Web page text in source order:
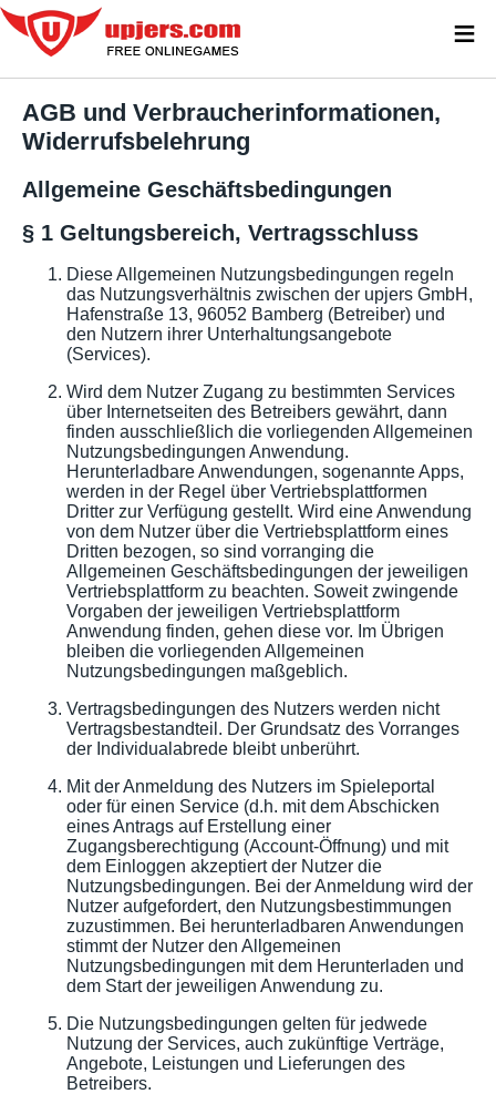
AGB und Verbraucherinformationen,
Widerrufsbelehrung
Allgemeine Geschäftsbedingungen
§ 1 Geltungsbereich, Vertragsschluss
Diese Allgemeinen Nutzungsbedingungen regeln
das Nutzungsverhältnis zwischen der upjers GmbH,
Hafenstraße 13, 96052 Bamberg (Betreiber) und
den Nutzern ihrer Unterhaltungsangebote
(Services).
Wird dem Nutzer Zugang zu bestimmten Services
über Internetseiten des Betreibers gewährt, dann
finden ausschließlich die vorliegenden Allgemeinen
Nutzungsbedingungen Anwendung.
Herunterladbare Anwendungen, sogenannte Apps,
werden in der Regel über Vertriebsplattformen
Dritter zur Verfügung gestellt. Wird eine Anwendung
von dem Nutzer über die Vertriebsplattform eines
Dritten bezogen, so sind vorranging die
Allgemeinen Geschäftsbedingungen der jeweiligen
Vertriebsplattform zu beachten. Soweit zwingende
Vorgaben der jeweiligen Vertriebsplattform
Anwendung finden, gehen diese vor. Im Übrigen
bleiben die vorliegenden Allgemeinen
Nutzungsbedingungen maßgeblich.
Vertragsbedingungen des Nutzers werden nicht
Vertragsbestandteil. Der Grundsatz des Vorranges
der Individualabrede bleibt unberührt.
Mit der Anmeldung des Nutzers im Spieleportal
oder für einen Service (d.h. mit dem Abschicken
eines Antrags auf Erstellung einer
Zugangsberechtigung (Account-Öffnung) und mit
dem Einloggen akzeptiert der Nutzer die
Nutzungsbedingungen. Bei der Anmeldung wird der
Nutzer aufgefordert, den Nutzungsbestimmungen
zuzustimmen. Bei herunterladbaren Anwendungen
stimmt der Nutzer den Allgemeinen
Nutzungsbedingungen mit dem Herunterladen und
dem Start der jeweiligen Anwendung zu.
Die Nutzungsbedingungen gelten für jedwede
Nutzung der Services, auch zukünftige Verträge,
Angebote, Leistungen und Lieferungen des
Betreibers.
≡